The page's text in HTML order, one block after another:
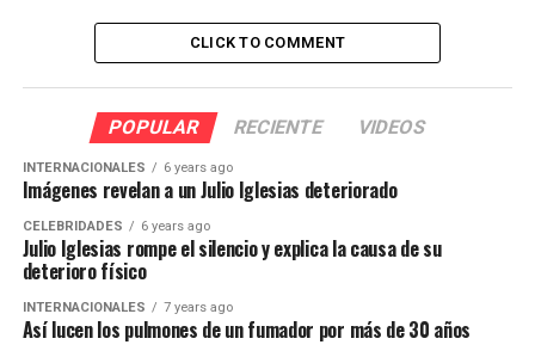
CLICK TO COMMENT
POPULAR RECIENTE VIDEOS
INTERNACIONALES 6 years ago
Imágenes revelan a un Julio Iglesias deteriorado
CELEBRIDADES 6 years ago
Julio Iglesias rompe el silencio y explica la causa de su
deterioro físico
INTERNACIONALES 7 years ago
Así lucen los pulmones de un fumador por más de 30 años